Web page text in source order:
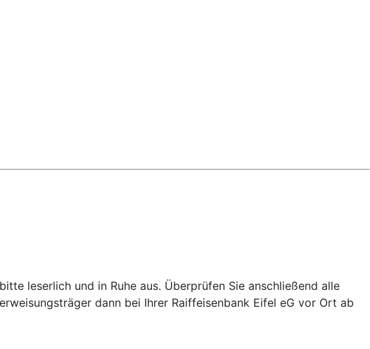
leserlich und in Ruhe aus. Überprüfen Sie anschließend alle
dann bei Ihrer Raiffeisenbank Eifel eG vor Ort ab